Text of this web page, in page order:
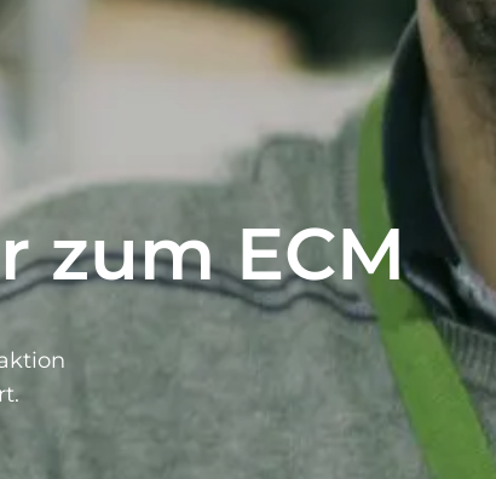
zum ECM